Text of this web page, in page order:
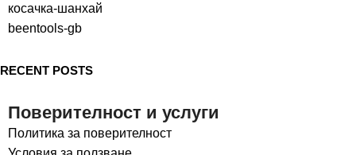
косачка-шанхай
beentools-gb
RECENT POSTS
Поверителност и услуги
Политика за поверителност